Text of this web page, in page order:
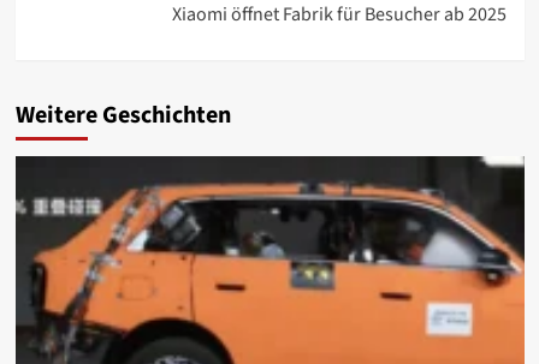
Xiaomi öffnet Fabrik für Besucher ab 2025
Weitere Geschichten